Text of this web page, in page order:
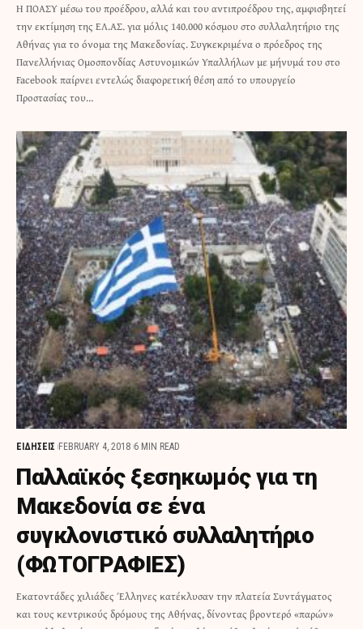
Η ΠΟΑΣΥ μέσω του προέδρου, αλλά και του αντιπροέδρου της, αμφισβητεί
την εκτίμηση της ΕΛ.ΑΣ. για μόλις 140.000 κόσμου στο συλλαλητήριο της
Αθήνας για το όνομα της Μακεδονίας. Συγκεκριμένα ο πρόεδρος της
Πανελλήνιας Ομοσπονδίας Αστυνομικών Υπαλλήλων με μήνυμά του στο
Facebook παίρνει εντελώς διαφορετική θέση από το υπουργείο
Προστασίας του…
ΕΙΔΗΣΕΙΣ FEBRUARY 4, 2018 6 MIN READ
Παλλαϊκός ξεσηκωμός για τη
Μακεδονία σε ένα
συγκλονιστικό συλλαλητήριο
(ΦΩΤΟΓΡΑΦΙΕΣ)
Εκατοντάδες χιλιάδες Έλληνες κατέκλυσαν την πλατεία Συντάγματος
και τους κεντρικούς δρόμους της Αθήνας, δίνοντας βροντερό «παρών»